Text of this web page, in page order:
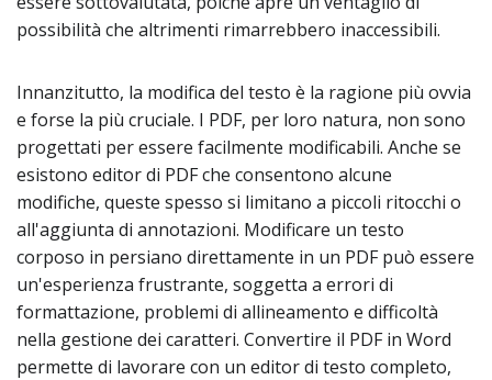
possibilità che altrimenti rimarrebbero inaccessibili.
Innanzitutto, la modifica del testo è la ragione più ovvia
e forse la più cruciale. I PDF, per loro natura, non sono
progettati per essere facilmente modificabili. Anche se
esistono editor di PDF che consentono alcune
modifiche, queste spesso si limitano a piccoli ritocchi o
all'aggiunta di annotazioni. Modificare un testo
corposo in persiano direttamente in un PDF può essere
un'esperienza frustrante, soggetta a errori di
formattazione, problemi di allineamento e difficoltà
nella gestione dei caratteri. Convertire il PDF in Word
permette di lavorare con un editor di testo completo,